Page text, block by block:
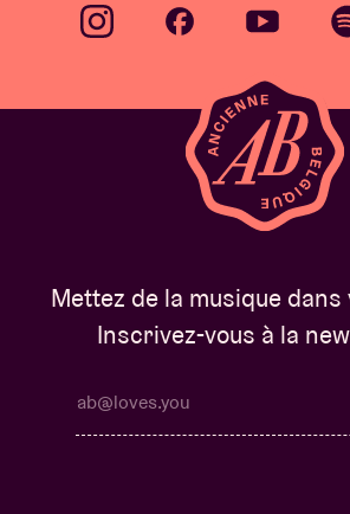
Mettez de la musique dans
Inscrivez-vous à la